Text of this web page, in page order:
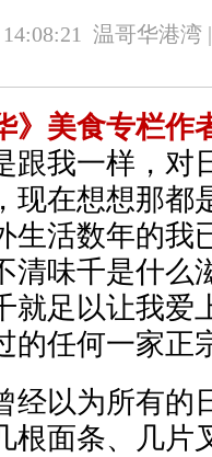
14:08:21 温哥华港湾
》美食专栏作
跟我一样，对
现在想想那都
生活数年的我
清味千是什么
就足以让我爱
的任何一家正
以为所有的
根面条、几片